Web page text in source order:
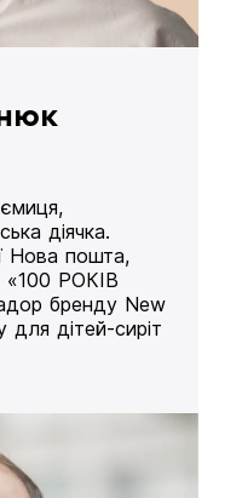
діячка.
Нова пошта,
«100 РОКІВ
бренду New
для дітей-сиріт